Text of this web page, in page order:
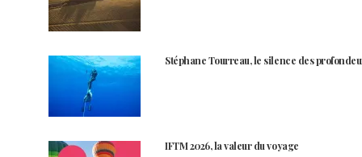
Stéphane Tourreau, le silence des
IFTM 2026, la valeur du voyage